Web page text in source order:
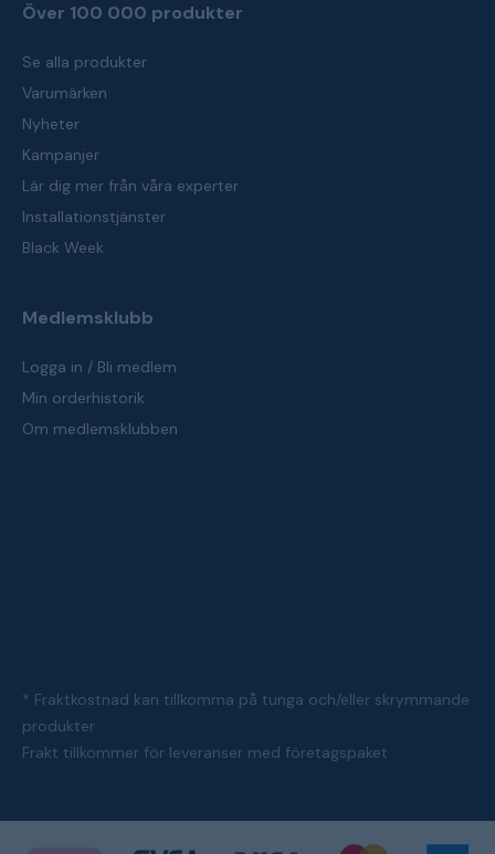
Över 100 000 produkter
Se alla produkter
Varumärken
Nyheter
Kampanjer
Lär dig mer från våra experter
Installationstjänster
Black Week
Medlemsklubb
Logga in / Bli medlem
Min orderhistorik
Om medlemsklubben
* Fraktkostnad kan tillkomma på tunga och/eller skrymmande
produkter
Frakt tillkommer för leveranser med företagspaket